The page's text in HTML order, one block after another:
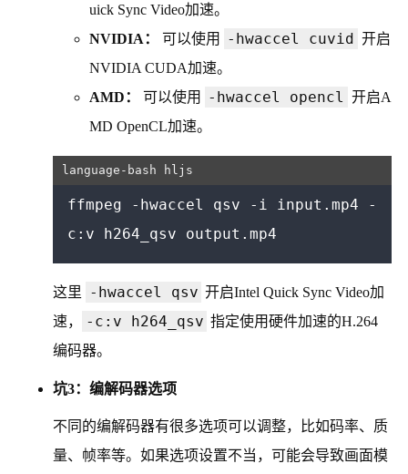
uick Sync Video加速。
NVIDIA：
可以使用 -hwaccel cuvid 开启
NVIDIA CUDA加速。
AMD：
可以使用 -hwaccel opencl 开启A
MD OpenCL加速。
ffmpeg -hwaccel qsv -i input.mp4 -
这里 -hwaccel qsv 开启Intel Quick Sync Video加
速，
-c:v h264_qsv 指定使用硬件加速的H.264
编码器。
坑3：编解码器选项
不同的编解码器有很多选项可以调整，比如码率、质
量、帧率等。如果选项设置不当，可能会导致画面模